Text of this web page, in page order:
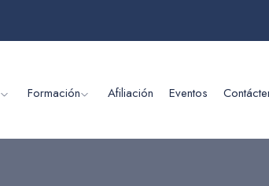
Formación Afiliación Eventos